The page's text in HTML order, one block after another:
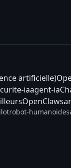
artificielle)
iaagent-ia
OpenClaw
robot-humanoide